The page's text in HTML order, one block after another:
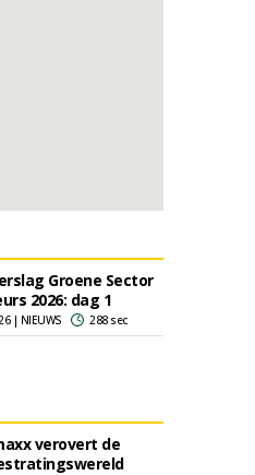
Groene Sector
2026: dag 1
| NIEUWS 288 sec
verovert de